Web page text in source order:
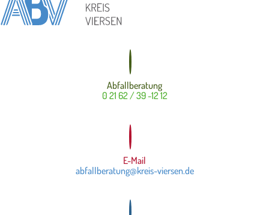
Abfallberatung
0 21 62 / 39 -12 12
E-Mail
abfallberatung@kreis-viersen.de